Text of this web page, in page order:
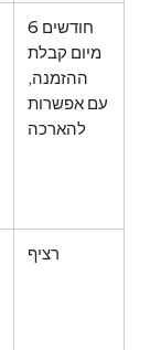
6 חודשים
מיום קבלת
ההזמנה,
עם אפשרות
להארכה
רציף